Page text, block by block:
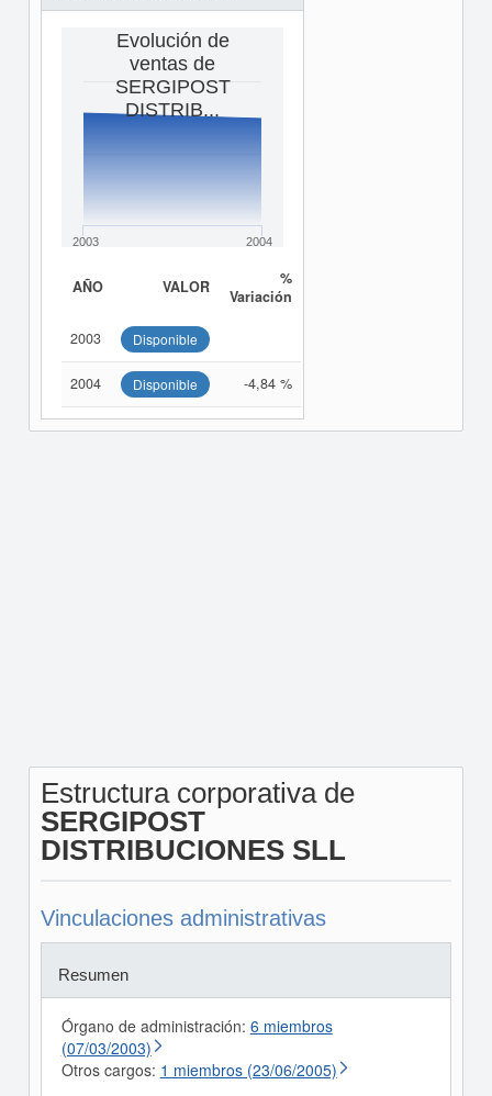
Evolución de
ventas de
SERGIPOST
DISTRIB...
2003 2004
AÑO VALOR
%
Variación
2003 Disponible
2004 Disponible -4,84 %
Estructura corporativa de
SERGIPOST
DISTRIBUCIONES SLL
Vinculaciones administrativas
Resumen
Órgano de administración: 6 miembros
(07/03/2003)
Otros cargos: 1 miembros (23/06/2005)